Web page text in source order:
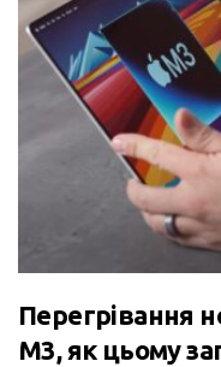
Перегрівання
M3, як цьому